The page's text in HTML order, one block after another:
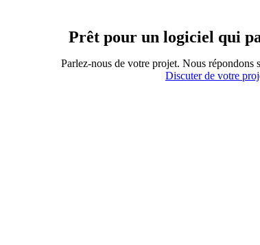
Prêt pour un logiciel qui
Parlez-nous de votre projet. Nous répondons
Discuter de votre